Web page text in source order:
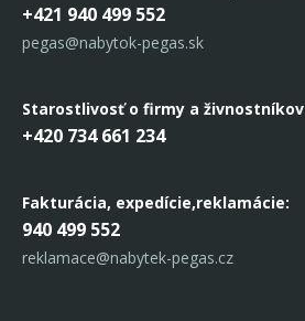
+421 940 499 552
pegas@nabytok-pegas.sk
Starostlivosť o firmy a živnostníkov
+420 734 661 234
Fakturácia, expedície,reklamácie:
940 499 552
reklamace@nabytek-pegas.cz